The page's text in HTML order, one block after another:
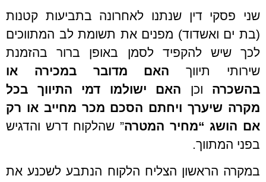
שני פסקי דין שנתנו לאחרונה בתביעות קטנות
(בת ים ואשדוד) מפנים את תשומת לב המתווכים
לכך שיש להקפיד לסמן באופן ברור בהזמנת
שירותי תיווך האם מדובר במכירה או
בהשכרה וכן האם ישולמו דמי התיווך בכל
מקרה שיערך ויחתם הסכם מכר מחייב או רק
אם הושג “מחיר המטרה” שהלקוח דרש והדגיש
בפני המתווך.
במקרה הראשון הצליח הלקוח הנתבע לשכנע את